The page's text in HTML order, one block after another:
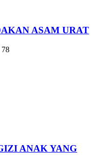
ASAM URAT
78
ANAK YANG